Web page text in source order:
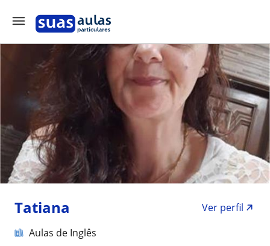
Tatiana
Ver perfil
Aulas de Inglês